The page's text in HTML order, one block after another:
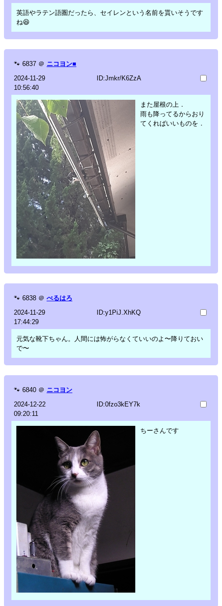
英語やラテン語圏だったら、セイレンという名前を貰いそうです
ね😆
🐾 6837 ＠ ニコヨン■
2024-11-29
10:56:40
ID:Jmkr/K6ZzA
また屋根の上．
雨も降ってるからおり
てくればいいものを．
🐾 6838 ＠ べるはろ
2024-11-29
17:44:29
ID:y1PiJ.XhKQ
元気な靴下ちゃん。人間には怖がらなくていいのよ〜降りておい
で〜
🐾 6840 ＠ ニコヨン
2024-12-22
09:20:11
ID:0fzo3kEY7k
ちーさんです